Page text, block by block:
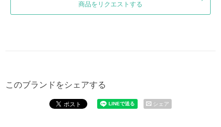
商品をリクエストする
このブランドをシェアする
シェア